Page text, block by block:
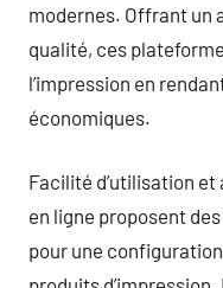
modernes. Offrant un
qualité, ces
l’impression en
économiques.
Facilité d’utilisation
en ligne proposent
pour une